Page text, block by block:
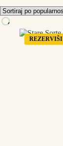
REZERVIŠI